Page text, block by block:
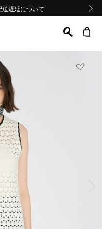
送遅延について
遅延について
送遅延について